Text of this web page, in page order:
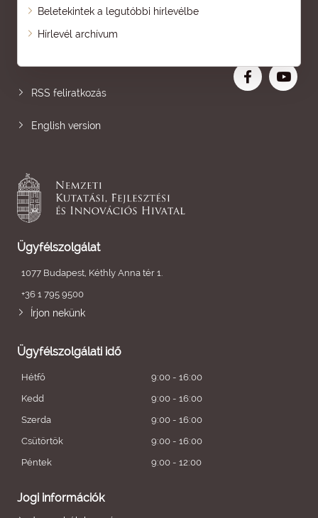
Beletekintek a legutóbbi hírlevélbe
Hírlevél archívum
Oldaltérkép
RSS feliratkozás
English version
Ügyfélszolgálat
1077 Budapest, Kéthly Anna tér 1.
+36 1 795 9500
Írjon nekünk
Ügyfélszolgálati idő
Hétfő
9:00 - 16:00
Kedd
9:00 - 16:00
Szerda
9:00 - 16:00
Csütörtök
9:00 - 16:00
Péntek
9:00 - 12:00
Jogi információk